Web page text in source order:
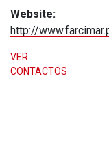
Website:
http://
VER
CONTACTOS